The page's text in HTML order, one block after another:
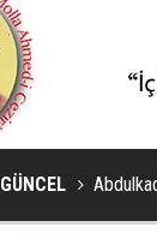
GÜNCEL